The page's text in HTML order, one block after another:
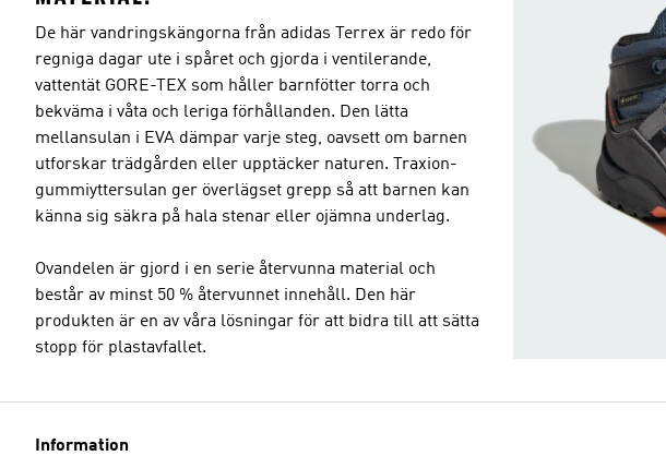
De här vandringskängorna från adidas Terrex är redo för
regniga dagar ute i spåret och gjorda i ventilerande,
vattentät GORE-TEX som håller barnfötter torra och
bekväma i våta och leriga förhållanden. Den lätta
mellansulan i EVA dämpar varje steg, oavsett om barnen
utforskar trädgården eller upptäcker naturen. Traxion-
gummiyttersulan ger överlägset grepp så att barnen kan
känna sig säkra på hala stenar eller ojämna underlag.
Ovandelen är gjord i en serie återvunna material och
består av minst 50 % återvunnet innehåll. Den här
produkten är en av våra lösningar för att bidra till att sätta
stopp för plastavfallet.
Information